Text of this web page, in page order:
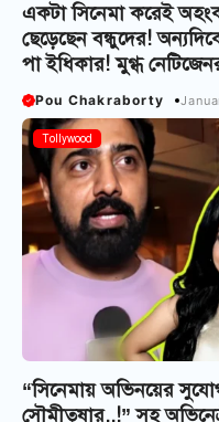
একটা সিনেমা করেই
ছেড়েছেন বন্ধুদের!
পা ইধিকার! মুগ্ধ
Pou Chakraborty
Tollywood
“সিনেমায় অভিনয়ের
সৌমীতৃষার..!” সহ